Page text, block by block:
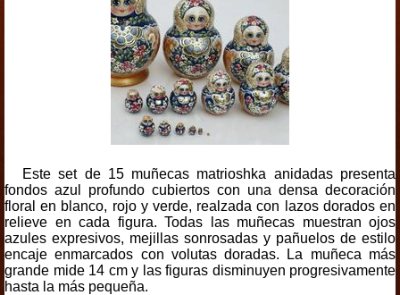
Este set de 15 muñecas matrioshka anidadas presenta
fondos azul profundo cubiertos con una densa decoración
floral en blanco, rojo y verde, realzada con lazos dorados en
relieve en cada figura. Todas las muñecas muestran ojos
azules expresivos, mejillas sonrosadas y pañuelos de estilo
encaje enmarcados con volutas doradas. La muñeca más
grande mide 14 cm y las figuras disminuyen progresivamente
hasta la más pequeña.